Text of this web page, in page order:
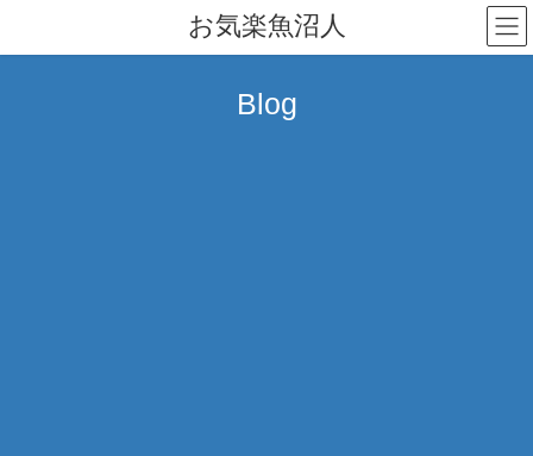
テ
ゲ
お気楽魚沼人
Blog